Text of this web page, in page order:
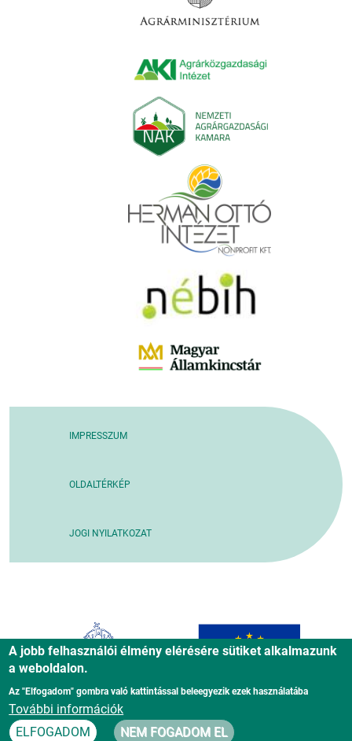
IMPRESSZUM
OLDALTÉRKÉP
JOGI NYILATKOZAT
A jobb felhasználói élmény elérésére sütiket alkalmazunk
a weboldalon.
Az "Elfogadom" gombra való kattintással beleegyezik ezek használatába
További információk
ELFOGADOM
NEM FOGADOM EL